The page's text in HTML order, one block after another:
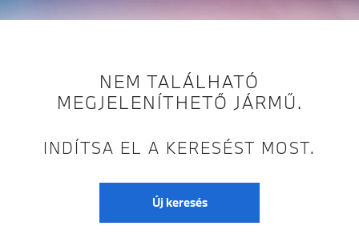
NEM TALÁLHATÓ
MEGJELENÍTHETŐ JÁRMŰ.
INDÍTSA EL A KERESÉST MOST.
Új keresés